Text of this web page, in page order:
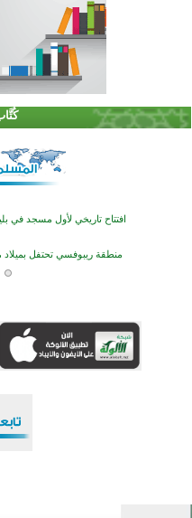
اختتام الدورة التاسعة لمسابقة
تيسليتش تختتم برنامجا تعليميا
اختتام منافسات قرآنية متميزة في
أكبر مشروع إسلامي في ريف أستراليا
اختتام الدورة التاسعة لمسابقة